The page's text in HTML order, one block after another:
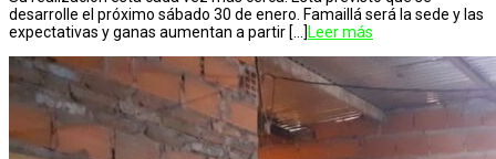
desarrolle el próximo sábado 30 de enero. Famaillá será la sede y las
expectativas y ganas aumentan a partir […] Leer más